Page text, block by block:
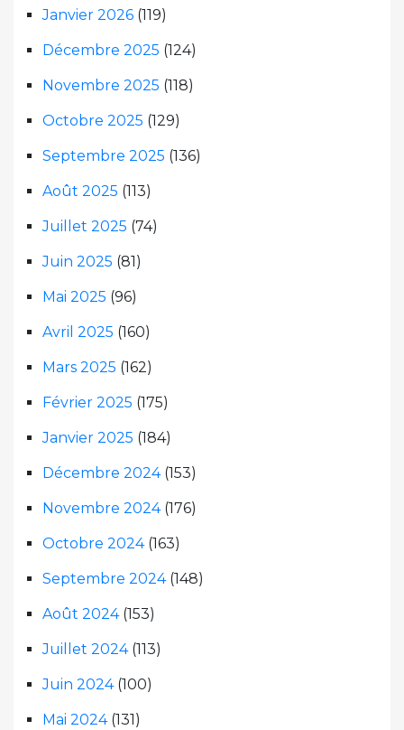
Janvier 2026 (119)
Décembre 2025 (124)
Novembre 2025 (118)
Octobre 2025 (129)
Septembre 2025 (136)
Août 2025 (113)
Juillet 2025 (74)
Juin 2025 (81)
Mai 2025 (96)
Avril 2025 (160)
Mars 2025 (162)
Février 2025 (175)
Janvier 2025 (184)
Décembre 2024(153)
Novembre 2024(176)
Octobre 2024(163)
Septembre 2024(148)
Août 2024(153)
Juillet 2024(113)
Juin 2024(100)
Mai 2024(131)